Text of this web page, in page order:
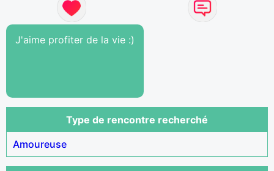
J'aime profiter de la vie :)
Type de rencontre recherché
Amoureuse